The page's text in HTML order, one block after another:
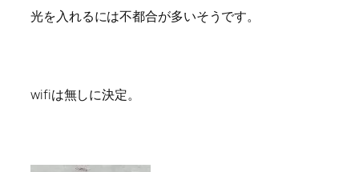
光を入れるには不都合が多いそうです。
wifiは無しに決定。